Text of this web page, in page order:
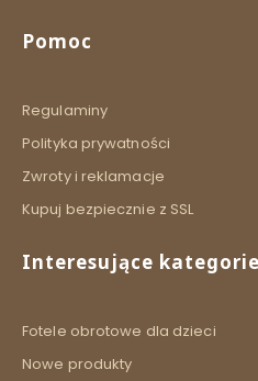
Linki w stopce
Pomoc
Regulaminy
Polityka prywatności
Zwroty i reklamacje
Kupuj bezpiecznie z SSL
Interesujące
Fotele obrotowe dla dzieci
Nowe produkty